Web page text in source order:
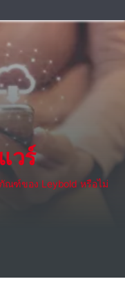
วร์
ณฑ์ของ Leybold หรือไม่